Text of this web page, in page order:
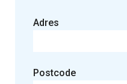
Adres
Postcode